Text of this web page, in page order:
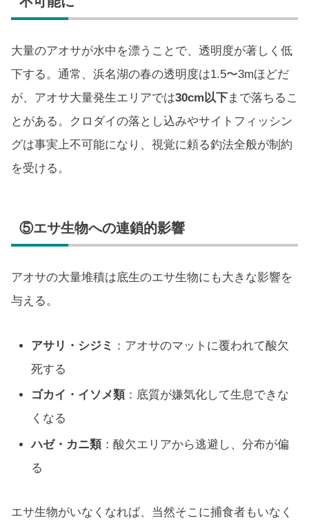
大量のアオサが水中を漂うことで、透明度が著しく低
下する。通常、浜名湖の春の透明度は1.5〜3mほどだ
が、アオサ大量発生エリアでは30cm以下まで落ちるこ
とがある。クロダイの落とし込みやサイトフィッシン
グは事実上不可能になり、視覚に頼る釣法全般が制約
を受ける。
⑤エサ生物への連鎖的影響
アオサの大量堆積は底生のエサ生物にも大きな影響を
与える。
アサリ・シジミ ：アオサのマットに覆われて酸欠
死する
ゴカイ・イソメ類 ：底質が嫌気化して生息できな
くなる
ハゼ・カニ類：酸欠エリアから逃避し、分布が偏
る
エサ生物がいなくなれば、当然そこに捕食者もいなく